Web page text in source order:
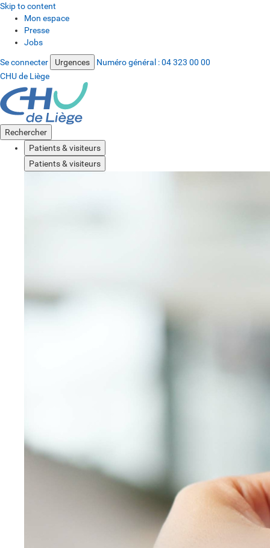
Skip to content
Mon espace
Presse
Jobs
Se connecter Urgences Numéro général :04 323 00 00
CHU de Liège
Rechercher
Patients & visiteurs
Patients & visiteurs